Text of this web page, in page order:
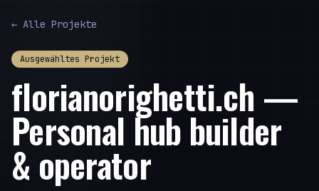
← Alle Projekte
Ausgewähltes Projekt
florianorighetti.ch —
Personal hub builder
& operator